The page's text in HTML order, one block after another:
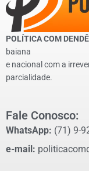
POLÍTICA COM DENDÊ
baiana
e nacional com a
parcialidade.
Fale Conosco:
WhatsApp: (71) 9-
e-mail: